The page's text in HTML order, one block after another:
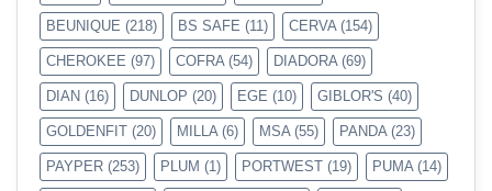
BEUNIQUE (218) BS SAFE (11) CERVA (154)
CHEROKEE (97) COFRA (54) DIADORA (69)
DIAN (16) DUNLOP (20) EGE (10) GIBLOR'S (40)
GOLDENFIT (20) MILLA (6) MSA (55) PANDA (23)
PAYPER (253) PLUM (1) PORTWEST (19) PUMA (14)